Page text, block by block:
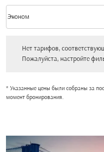
Класс option Эконом Selected
Эконом
keyboard_arrow_down
Нет тарифов,
Пожалуйста, настройте
* Указанные цены были собраны за
момент бронирования.